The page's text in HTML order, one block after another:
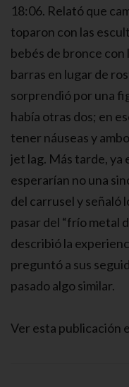
18:06. Relató que
toparon con las
bebés de bronce
barras en lugar de
sorprendió por una
había otras dos; en
tener náuseas y
jet lag. Más tarde, ya
esperarían no una
del carrusel y señaló
pasar del “frío metal
describió la
preguntó a sus
pasado algo similar.
Ver esta publicación